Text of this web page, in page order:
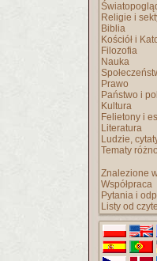
Religie i
Biblia
Kościół i
Filozofia
Nauka
Prawo
Państwo i
Kultura
Felietony i
Literatura
Ludzie,
Tematy
Znalezione
Współpraca
Pytania i
Listy od